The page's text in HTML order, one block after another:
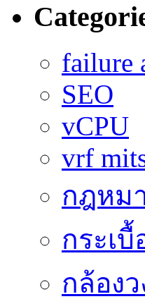
failure
SEO
vCPU
vrf
กฎหม
กระเบื้
กล้อง